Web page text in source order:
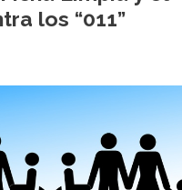
los “011”